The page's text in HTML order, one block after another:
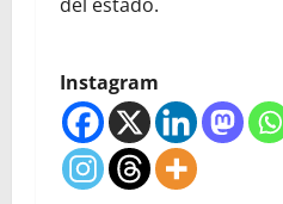
Instagram